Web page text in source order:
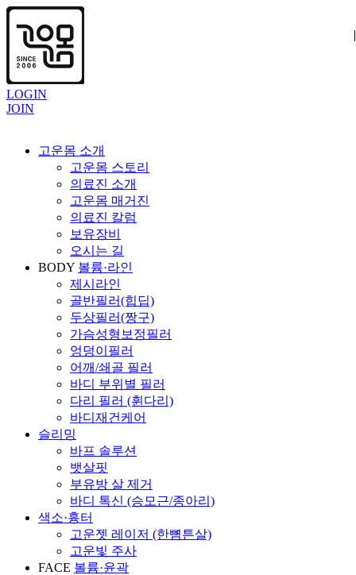
LOGIN
JOIN
|
고운몸 소개
고운몸 스토리
의료진 소개
고운몸 매거진
의료진 칼럼
보유장비
오시는 길
BODY 볼륨·라인
제시라인
골반필러(힙딥)
두상필러(짱구)
가슴성형보정필러
엉덩이필러
어깨/쇄골 필러
바디 부위별 필러
다리 필러 (휜다리)
바디재건케어
슬리밍
바프 솔루션
뱃살핏
부유방 살 제거
바디 톡신 (승모근/종아리)
|
색소·흉터
고운젯 레이저 (한뼘튼살)
고운빛 주사
FACE 볼륨·윤곽
|